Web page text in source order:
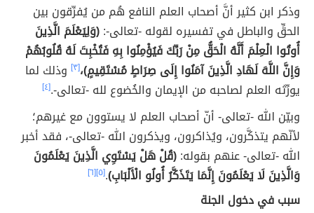
وذكر ابن كثير أنَّ أصحاب العلم النافع هُم من يُفرِّقون بين
الحقِّ والباطل في تفسيره لقوله -تعالى-:(وَلِيَعْلَمَ الَّذِينَ
أُوتُوا الْعِلْمَ أَنَّهُ الْحَقُّ مِنْ رَبِّكَ فَيُؤْمِنُوا بِهِ فَتُخْبِتَ لَهُ قُلُوبُهُمْ
وَإِنَّ اللَّهَ لَهَادِ الَّذِينَ آمَنُوا إِلَى صِرَاطٍ مُسْتَقِيمٍ)،[٣]
وذلك لما
يورِّثه العلم لصاحبه من الإيمان والخُضوع لله -تعالى-.[٤]
وبيّن الله -تعالى- أنّ أصحاب العلم لا يستوون مع غيرهم؛
لأنّهم يتذكَّرون، ويُذاكرون، ويذكرون الله -تعالى-، فقد أخبر
الله -تعالى- عنهم بقوله:(قُلْ هَلْ يَسْتَوِي الَّذِينَ يَعْلَمُونَ
وَالَّذِينَ لَا يَعْلَمُونَ إِنَّمَا يَتَذَكَّرُ أُولُو الْأَلْبَابِ).[٥] [٦]
سبب في دخول الجنة